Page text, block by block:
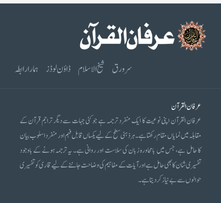
سرورق شیخ الاسلام ڈاؤن لوڈز ہمارا رابطہ
عرفان القرآن
عرفان القرآن اپنی نوعیت کا ایک منفرد ترجمہ ہے جو کئی جہات سے دیگر تراجم قرآن کے
مقابلہ میں نمایاں مقام رکھتا ہے۔ ہر ذہنی سطح کے لیے یکساں قابل فہم اور منفرد اسلوب بیان
کا حامل ہے، جس میں بامحاورہ زبان کی سلاست اور روانی ہے۔ یہ ترجمہ ہونے کے باوجود
تفسیری شان کا بھی حامل ہے اور آیات کے مفاہیم کی وضاحت جاننے کے لیے قاری کو تفسیری
حوالوں سے بے نیاز کر دیتا ہے۔